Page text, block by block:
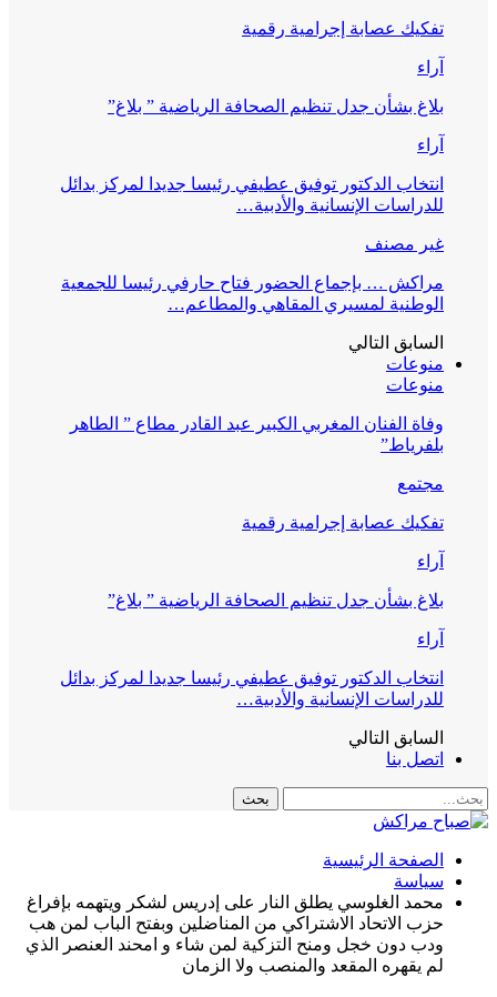
تفكيك عصابة إجرامية رقمية
آراء
بلاغ بشأن جدل تنظيم الصحافة الرياضية ” بلاغ”
آراء
انتخاب الدكتور توفيق عطيفي رئيسا جديدا لمركز بدائل
للدراسات الإنسانية والأدبية…
غير مصنف
مراكش … بإجماع الحضور فتاح حارفي رئيسا للجمعية
الوطنية لمسيري المقاهي والمطاعم…
السابق التالي
منوعات
منوعات
وفاة الفنان المغربي الكبير عبد القادر مطاع ” الطاهر
بلفرياط”
مجتمع
تفكيك عصابة إجرامية رقمية
آراء
بلاغ بشأن جدل تنظيم الصحافة الرياضية ” بلاغ”
آراء
انتخاب الدكتور توفيق عطيفي رئيسا جديدا لمركز بدائل
للدراسات الإنسانية والأدبية…
السابق التالي
اتصل بنا
الصفحة الرئيسية
سياسة
محمد الغلوسي يطلق النار على إدريس لشكر ويتهمه بإفراغ
حزب الاتحاد الاشتراكي من المناضلين وبفتح الباب لمن هب
ودب دون خجل ومنح التزكية لمن شاء و امحند العنصر الذي
لم يقهره المقعد والمنصب ولا الزمان